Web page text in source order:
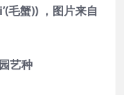
毛蟹)) ，图片来自
艺种